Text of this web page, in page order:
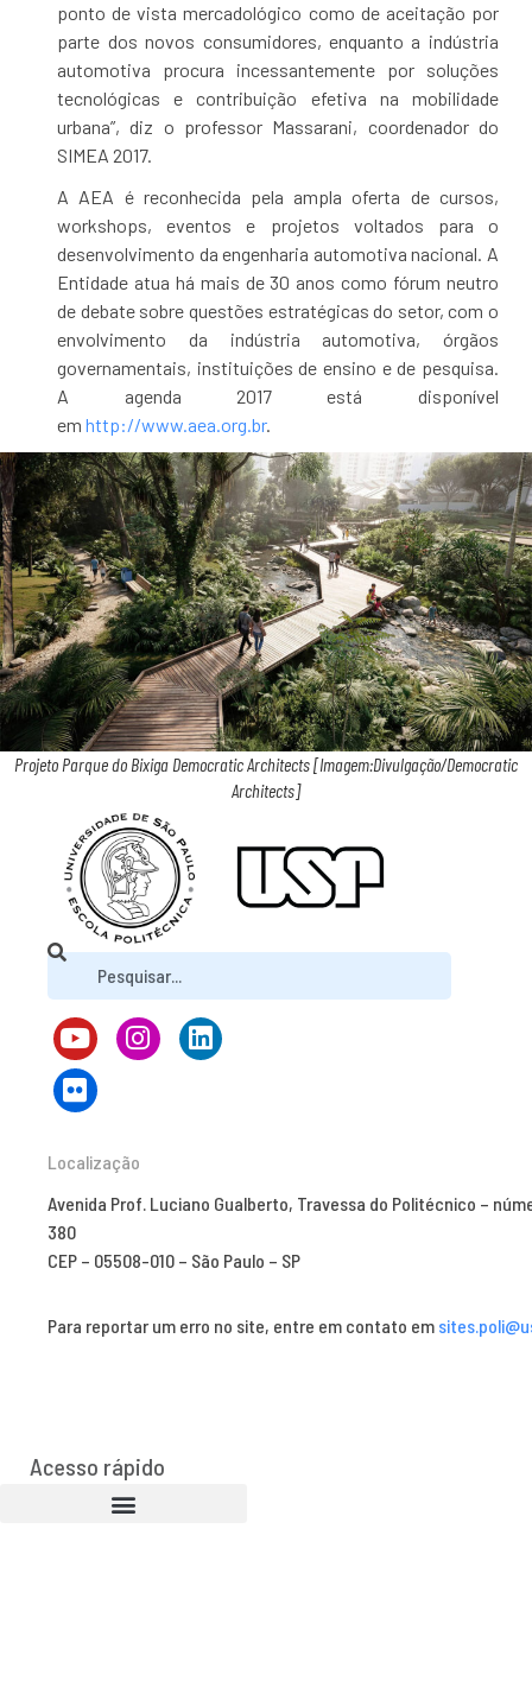
ponto de vista mercadológico como de aceitação por
parte dos novos consumidores, enquanto a indústria
automotiva procura incessantemente por soluções
tecnológicas e contribuição efetiva na mobilidade
urbana”, diz o professor Massarani, coordenador do
SIMEA 2017.
A AEA é reconhecida pela ampla oferta de cursos,
workshops, eventos e projetos voltados para o
desenvolvimento da engenharia automotiva nacional. A
Entidade atua há mais de 30 anos como fórum neutro
de debate sobre questões estratégicas do setor, com o
envolvimento da indústria automotiva, órgãos
governamentais, instituições de ensino e de pesquisa.
A agenda 2017 está disponível
emhttp://www.aea.org.br.
Projeto Parque do Bixiga Democratic Architects [Imagem:Divulgação/Democratic
Architects]
Localização
Avenida Prof. Luciano Gualberto, Travessa do Politécnico –
380
CEP – 05508-010 – São Paulo – SP
Para reportar um erro no site, entre em contato em
Acesso rápido